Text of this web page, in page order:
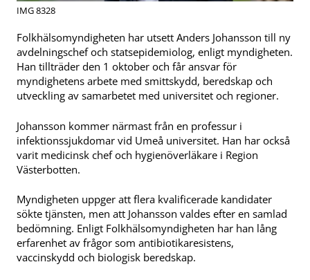
IMG 8328
Folkhälsomyndigheten har utsett Anders Johansson till ny
avdelningschef och statsepidemiolog, enligt myndigheten.
Han tillträder den 1 oktober och får ansvar för
myndighetens arbete med smittskydd, beredskap och
utveckling av samarbetet med universitet och regioner.
Johansson kommer närmast från en professur i
infektionssjukdomar vid Umeå universitet. Han har också
varit medicinsk chef och hygienöverläkare i Region
Västerbotten.
Myndigheten uppger att flera kvalificerade kandidater
sökte tjänsten, men att Johansson valdes efter en samlad
bedömning. Enligt Folkhälsomyndigheten har han lång
erfarenhet av frågor som antibiotikaresistens,
vaccinskydd och biologisk beredskap.